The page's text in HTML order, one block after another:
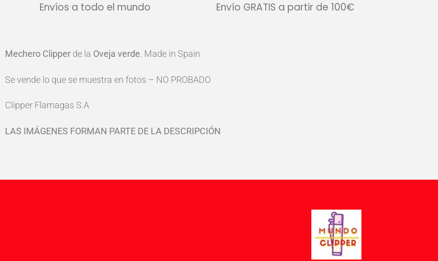
Envíos a todo el mundo Envío GRATIS a partir de 100€
Mechero Clipper de la Oveja verde. Made in Spain
Se vende lo que se muestra en fotos – NO PROBADO
Clipper Flamagas S.A
LAS IMÁGENES FORMAN PARTE DE LA DESCRIPCIÓN